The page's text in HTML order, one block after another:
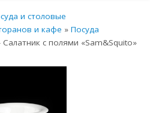
и столовые
и кафе »Посуда
Салатник с полями «Sam&Squito»